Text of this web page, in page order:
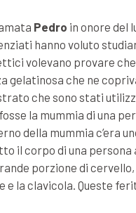
Pedro in onore del
hanno voluto
volevano provare
gelatinosa che ne
che sono stati
la mummia di una
della mummia c’era
il corpo di una persona
porzione di
la clavicola. Queste